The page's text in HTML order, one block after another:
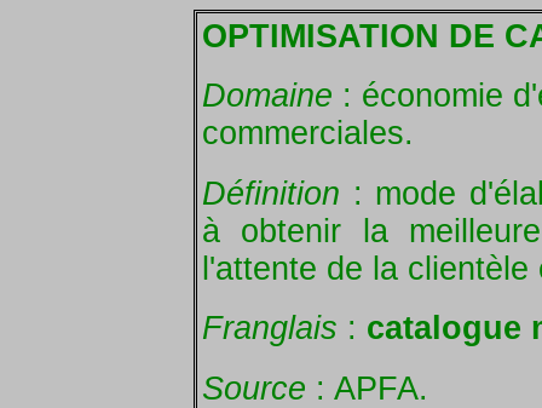
OPTIMISATION DE
Domaine : économie
commerciales.
Définition : mode
à obtenir la
l'attente de la
Franglais : catalogue
Source : APFA.